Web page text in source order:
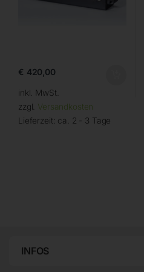
€ 420,00
inkl. MwSt.
zzgl. Versandkosten
Lieferzeit: ca. 2 - 3 Tage
INFOS